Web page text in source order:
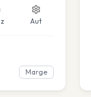
Aut
Marge